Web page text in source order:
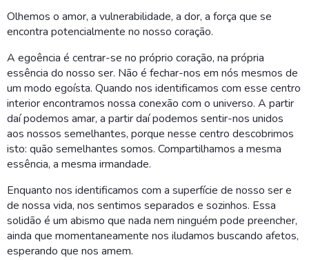
Olhemos o amor, a vulnerabilidade, a dor, a força que se
encontra potencialmente no nosso coração.
A egoência é centrar-se no próprio coração, na própria
essência do nosso ser. Não é fechar-nos em nós mesmos de
um modo egoísta. Quando nos identificamos com esse centro
interior encontramos nossa conexão com o universo. A partir
daí podemos amar, a partir daí podemos sentir-nos unidos
aos nossos semelhantes, porque nesse centro descobrimos
isto: quão semelhantes somos. Compartilhamos a mesma
essência, a mesma irmandade.
Enquanto nos identificamos com a superfície de nosso ser e
de nossa vida, nos sentimos separados e sozinhos. Essa
solidão é um abismo que nada nem ninguém pode preencher,
ainda que momentaneamente nos iludamos buscando afetos,
esperando que nos amem.